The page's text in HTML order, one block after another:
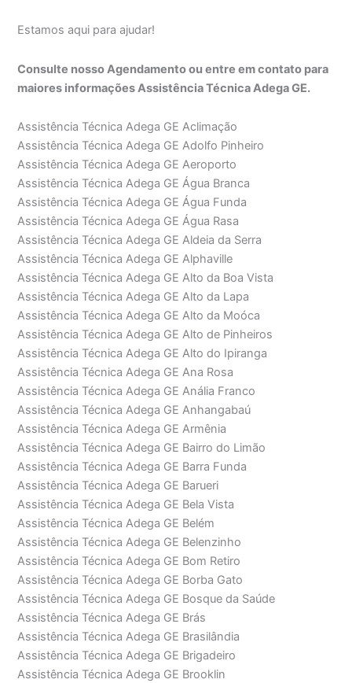
Estamos aqui para ajudar!
Consulte nosso Agendamento ou entre em contato para
maiores informações Assistência Técnica Adega GE.
Assistência Técnica Adega GE Aclimação
Assistência Técnica Adega GE Adolfo Pinheiro
Assistência Técnica Adega GE Aeroporto
Assistência Técnica Adega GE Água Branca
Assistência Técnica Adega GE Água Funda
Assistência Técnica Adega GE Água Rasa
Assistência Técnica Adega GE Aldeia da Serra
Assistência Técnica Adega GE Alphaville
Assistência Técnica Adega GE Alto da Boa Vista
Assistência Técnica Adega GE Alto da Lapa
Assistência Técnica Adega GE Alto da Moóca
Assistência Técnica Adega GE Alto de Pinheiros
Assistência Técnica Adega GE Alto do Ipiranga
Assistência Técnica Adega GE Ana Rosa
Assistência Técnica Adega GE Anália Franco
Assistência Técnica Adega GE Anhangabaú
Assistência Técnica Adega GE Armênia
Assistência Técnica Adega GE Bairro do Limão
Assistência Técnica Adega GE Barra Funda
Assistência Técnica Adega GE Barueri
Assistência Técnica Adega GE Bela Vista
Assistência Técnica Adega GE Belém
Assistência Técnica Adega GE Belenzinho
Assistência Técnica Adega GE Bom Retiro
Assistência Técnica Adega GE Borba Gato
Assistência Técnica Adega GE Bosque da Saúde
Assistência Técnica Adega GE Brás
Assistência Técnica Adega GE Brasilândia
Assistência Técnica Adega GE Brigadeiro
Assistência Técnica Adega GE Brooklin